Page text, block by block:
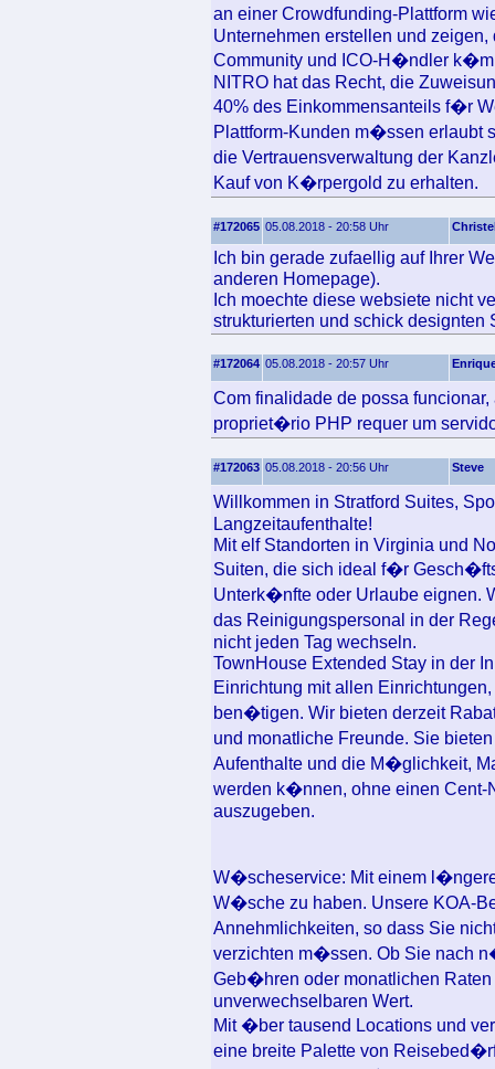
an einer Crowdfunding-Plattform
Unternehmen erstellen und
Community und ICO-H�ndler
NITRO hat das Recht, die
40% des Einkommensanteils f�r
Plattform-Kunden m�ssen erlaubt
die Vertrauensverwaltung der
Kauf von K�rpergold zu erhalten.
#172065 05.08.2018 - 20:58 Uhr
Ich bin gerade zufaellig auf Ihrer
anderen Homepage).
Ich moechte diese websiete nicht
strukturierten und schick designten
#172064 05.08.2018 - 20:57 Uhr
Com finalidade de possa
propriet�rio PHP requer um
#172063 05.08.2018 - 20:56 Uhr Steve
Willkommen in Stratford Suites,
Langzeitaufenthalte!
Mit elf Standorten in Virginia und
Suiten, die sich ideal f�r
Unterk�nfte oder Urlaube eignen.
das Reinigungspersonal in der
nicht jeden Tag wechseln.
TownHouse Extended Stay in der
Einrichtung mit allen
ben�tigen. Wir bieten derzeit
und monatliche Freunde. Sie
Aufenthalte und die M�glichkeit,
werden k�nnen, ohne einen
auszugeben.
W�scheservice: Mit einem
W�sche zu haben. Unsere KOA-
Annehmlichkeiten, so dass Sie
verzichten m�ssen. Ob Sie nach
Geb�hren oder monatlichen
unverwechselbaren Wert.
Mit �ber tausend Locations und
eine breite Palette von